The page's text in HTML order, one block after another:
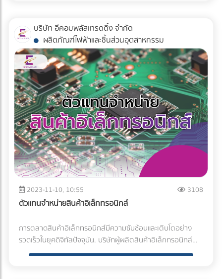
มอยเจอร์ไรเซอร์ให้กระดาษ เช่น กระดาษลังไม่ให้เกิดการหักงอ หัว
ฉีดสำหรับโรงงานเหล็ก ทางอิเคอุจิยังมีหัวฉีดสำหรับทนต่อ
อุณหภูมิที่ใช้ในโรงงานเหล็ก เช่นกระบวนการ Cooling และขั้นตอ
นอื่นๆอีกมากมาย เป็นต้น Descaling Nozzles เป็นอย่างไรบ้าง
ครับ สำหรับบริการของ บริษัท สยามอิเคอุจิ จำกัด ซึ่งทาง บริษัท
สยามอิเคอุจิ จำกัด ได้ส่งมอบหมอกมาสู่โลกนานกว่าครึ่ง
ศตวรรษแล้ว และมีผู้คนจำนวนมากรับรู้ถึงเราในฐานะวิศกรหมอก
เรามีความยินดีอย่างมากที่ได้รับหารสนับสนุนในฐานะผู้ผลิต
หมอก เราได้ผลิตหัวฉีดสเปรย์มากกว่า 42,000 ชนิดให้กับผู้ใช้
ความมุ่งมั่นในการผลิตผลิตภัณฑ์ และออกแบบมาให้ตรงตาม
ความต้องการ และเหมาะแก่การใช้งานของลูกค้า และนี่คือเหตุผล
ว่าทำไมผลิตภัณฑ์และบริการของเรา ถูกนำไปใช้ในหลากหลาย
อุตสาหกรรม – ความจริงที่เราภาคภูมิใจ สยามอิเคอุจิ เป็นสาขา
ในประเทศไทยภายใต้แบรนด์ H. IKEUCHI CO.,LTD ที่มีมายาวนา
นกว่า 70 ปี แบรนด์สัญชาติญี่ปุ่นด้วยมาตรฐานของแบรนด์มี
ลูกค้าจำนวนมากหลากหลายภูมิภาครู้จักเราในฐานะผู้ผลิตหัวฉีด
ละอองหมอกที่ละอองละเอียดและหัวฉีดอีกจำนวนมากกว่า
42,000 ชนิด เราออกแบบให้ตรงตามความต้องการเหมาะแก่การ
ใช้งานของลูกค้า และนี่เป็นเหตุผลหนึ่งว่าทำไมผลิตภัณท์และ
บริการของเราตอบโจทย์ในหลากหลายอุตสาหกรรม สามารถ
ติดต่อสอบถามข้อมูลการให้บริการเพิ่มเติมได้ที่ Tel : 02-348-
Paypal อัตโนมัติ เพื่อดำเนินจามขั้นตอนของ Paypal 7. ถ้า
ทำการเลือกรูปแบบการชำระเงินเสร็จเรียบร้อยแล้ว ระบบจะนำท่าน
เข้าสู่หน้าสรุปการจองทั้งหมด และจะทำการส่งอีเมล์ไปให้ตามที่อยู่
อีเมล์ที่ได้กรอกไว้ เพื่อเป็นหลักฐานในการจอง 8. หลังจากนั้นเมื่อ
เจ้าหน้าที่ตรวจสอบการจองเรียบร้อย จะมีการตอดต่อกลับตาม
หมายเลขโทรศัพท์ที่ได้กรอกไว้ เพื่อยืนยันการจอง พร้อมกับ
ยืนยันข้อมูลเพื่อความเข้าใจที่ตรงกัน ซึ่ง แวนไทย ทัวร์ คาราโอเกะ
มีมาตรฐานการให้บริการดังต่อไปนี้ ดูแลท่านดุจญาติมิตร คนขับ
รถในทีมของเราทุกคนได้มีการคัดสรรมาอย่างดี ทั้งความสุภาพ
การบริการ รวมไปถึงการไม่สูบ – ไม่ดื่ม เพื่อความปลอดภัยของผู้
โดยสารของเราทุกคน รับประกันความปลอดภัย เช่ารถตู้พร้อมคน
ขับ สะดวกและปลอดภัยด้วยระบบติดตาม GPS , กล้องติดรถ
รวมทั้งรถตู้เช่ามีประกันภัยผู้โดยสาร รวมไปถึงสุภาพสตรีที่
ต้องการคนขับที่เป็นผู้หญิง เราก็มีให้บริการเช่นกัน ไปได้ทุกที่ ทั่ว
ไทย เรามีทีมงานเช่ารถตู้อยู่มากกว่า 500 คัน ที่พร้อมให้บริการ
ไม่ว่าท่านอยู่จังหวัดไหน หรือต้องการจะไปที่ไหน เราพร้อมที่จะให้
บริการเช่ารถตู้พร้อมคนขับ สำหรับท่านที่ต้องการท่องเที่ยว หรือ
เดินทางไปต่างจังหวัดเป็นหมู่คณะ พร้อมมีบริการรับส่งจากสนาม
บินสุวรรณภูมิ ด้วยรถตู้สภาพใหม่ สะอาด มีการตรวจสภาพเป็น
เกิดความเสียหายระหว่างการขนส่งที่เกิดจากความผิดพลาดของ
บริษัท โดยทางโคโนอิเกะพร้อมชดเชยค่าเสียหายให้แก่ลูกค้าตาม
มูลค่าของสินค้า สร้างความอุ่นใจและความเชื่อมั่นในบริการขนส่ง
6. บริการหลังการขาย ทีมงานเคลมสินค้าของโคโนอิเกะพร้อมให้
คำแนะนำ ตอบข้อสงสัย และช่วยแก้ไขปัญหา หากลูกค้าพบความ
ผิดปกติของสินค้าหลังการขนส่ง พร้อมนำข้อมูลและผลตอบรับ
จากลูกค้ามาปรับปรุงและพัฒนาการให้บริการอย่างต่อเนื่อง ซึ่ง
การบริการส่งสินค้าควบคุมอุณหภูมิ ของ โคโนอิเกะ คูล โลจิสติ
กส์ (ประเทศไทย) ยังมีจุดเด่นอื่นๆดังต่อไปนี้ โลจิสติกส์ระดับโลก
ด้วยเครือข่ายระดับโลกภายในองค์กรที่ใช้สิ่งอำนวยความสะดวก
ด้านโลจิสติกส์ในญี่ปุ่นและต่างประเทศ เราดำเนินการขนส่งสินค้า
ทางทะเลและทางอากาศ และการดำเนินการจัดเก็บสินค้านำเข้า/ส่ง
ออก เราสามารถจัดการสินค้าได้หลากหลายตั้งแต่อาหารสดไป
จนถึงส่วนประกอบที่มีความแม่นยำ และแม้กระทั่งการขนส่งพืช
สำหรับการก่อสร้างโรงงานในต่างประเทศ เราสนับสนุนธุรกิจ
ระดับโลกของลูกค้าของเราด้วยการนำเสนอการขนส่งข้าม
ทะเลไปยังญี่ปุ่น เครือข่ายการขนส่ง การสร้างเครือข่ายการขนส่ง
แบบควบคุมอุณหภูมิคุณภาพสูง โดยมีคลังสินค้าภายในบริษัทใน
เวียดนาม ไทย สหรัฐอเมริกา และจีน -เราดำเนินกิจการคลังสินค้า
ลูกค้าในทุกอุตสาหกรรมที่เกี่ยวข้องกับสินค้าควบคุมอุณหภูมิ ไม่
ว่าจะเป็นอาหารและเครื่องดื่ม ยาและเวชภัณฑ์ เคมีภัณฑ์ หรือ
ผลิตภัณฑ์อิเล็กทรอนิกส์ที่มีความอ่อนไหวต่ออุณหภูมิ บริการ
คลังสินค้าควบคุมอุณหภูมิของโคโนอิเกะ มีคลังสินค้าให้บริการ
ทั้งแบบห้องเย็น (Cold room) และห้องแช่แข็ง (Freezer room) ที่
ได้มาตรฐาน GMP และ HACCP พร้อมระบบควบคุมอุณหภูมิ
อัตโนมัติที่แม่นยำ สามารถปรับอุณหภูมิได้ตั้งแต่ -18°C ถึง
+15°C ตามความต้องการของสินค้าแต่ละประเภท มีระบบตรวจ
สอบและบันทึกอุณหภูมิตลอด 24 ชั่วโมง พร้อมแจ้งเตือนเมื่อ
อุณหภูมิมีความผิดปกติ นอกจากนี้ยังมีระบบจัดเก็บสินค้าด้วย
หลักการ FIFO (First-In, First-Out) เพื่อให้สินค้าหมุนเวียนตาม
อายุการจัดเก็บ ระบบรักษาความปลอดภัยด้วยกล้องวงจรปิด
ตลอด 24 ชั่วโมง และประตูคลังสินค้าแบบ air-lock ป้องกัน
อากาศร้อนเข้าสู่พื้นที่จัดเก็บ ทำให้มั่นใจได้ว่าสินค้าของลูกค้าจะได้
รับการดูแลรักษาคุณภาพอย่างดีที่สุด สำหรับบริการขนส่งสินค้า
ควบคุมอุณหภูมิ โคโนอิเกะมีรถขนส่งสินค้าหลากหลายขนาด
ควบคุมอุณหภูมิแบบ Reefer มีระบบควบคุมอุณหภูมิที่ทันสมัย
แม่นยำ สามารถตรวจสอบและบันทึกอุณหภูมิระหว่างการขนส่ง
แบบ real-time ตลอดเส้นทาง พร้อมระบบ GPS Tracking เพื่อ
ติดตามตำแหน่งของสินค้าได้ตลอดเวลา ทั้งนี้ทีมงานคนขับและ
บริษัท อีคอมพลัสเทรดดิ้ง จำกัด
ผลิตภัณฑ์ไฟฟ้าและชิ้นส่วนอุตสาหกรรม
2023-11-10, 10:55 3108
ตัวแทนจำหน่ายสินค้าอิเล็กทรอนิกส์
การตลาดสินค้าอิเล็กทรอนิกส์มีความซับซ้อนและเติบโตอย่าง
รวดเร็วในยุคดิจิทัลปัจจุบัน. บริษัทผู้ผลิตสินค้าอิเล็กทรอนิกส์
หรือ บริษัทตัวแทนจำหน่ายสินค้าอิเล็คทรอนิกส์จะต้องสามารถ